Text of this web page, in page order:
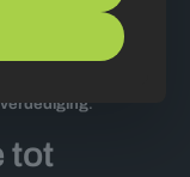
te kiezen.
Platform
.
tot